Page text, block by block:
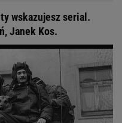
wskazujesz serial.
Janek Kos.